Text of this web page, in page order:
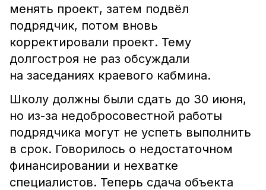
менять проект, затем подвёл
подрядчик, потом вновь
корректировали проект. Тему
долгостроя не раз обсуждали
на заседаниях краевого кабмина.
Школу должны были сдать до 30 июня,
но из-за недобросовестной работы
подрядчика могут не успеть выполнить
в срок. Говорилось о недостаточном
финансировании и нехватке
специалистов. Теперь сдача объекта